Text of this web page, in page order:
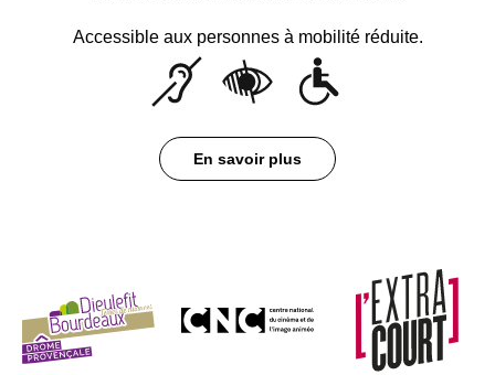
Accessible aux personnes à mobilité réduite.
En savoir plus